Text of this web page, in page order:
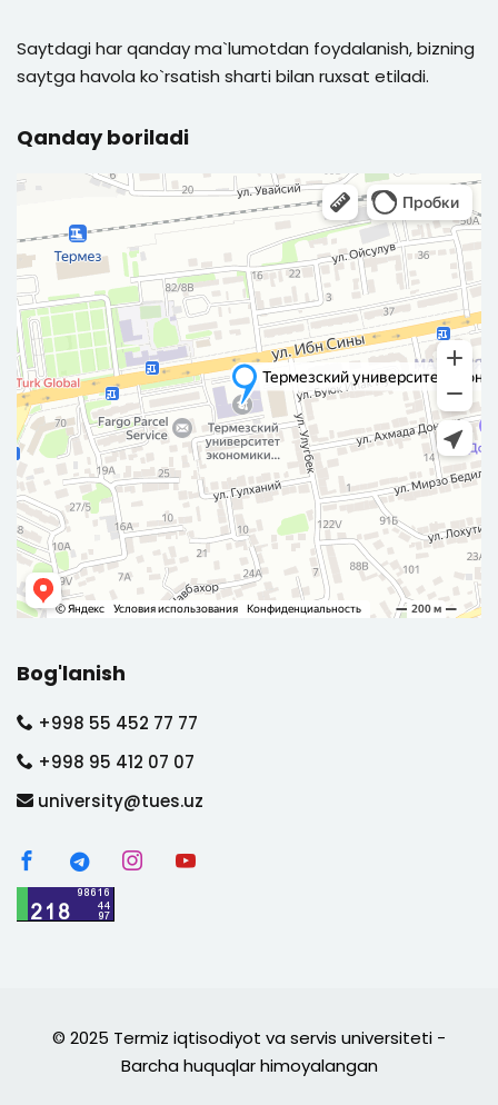
Saytdagi har qanday ma`lumotdan foydalanish, bizning
saytga havola ko`rsatish sharti bilan ruxsat etiladi.
Qanday boriladi
Bog'lanish
+998 55 452 77 77
+998 95 412 07 07
university@tues.uz
© 2025 Termiz iqtisodiyot va servis universiteti -
Barcha huquqlar himoyalangan